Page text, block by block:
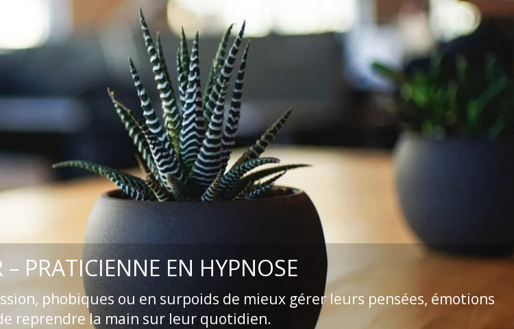
PRATICIENNE EN HYPNOSE
phobiques ou en surpoids de mieux gérer leurs pensées, émotions
reprendre la main sur leur quotidien.